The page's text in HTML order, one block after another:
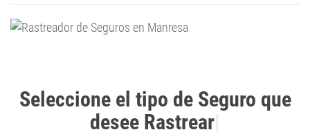
|